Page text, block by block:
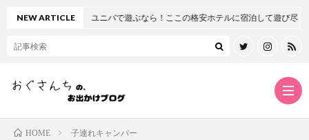
NEW ARTICLE
【関西・大阪府】ユニバで遊ぶなら！ここの格安ホテルに宿泊して遊び尽くせ！
HOME 子連れキャンパー